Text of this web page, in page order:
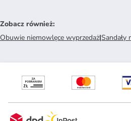
Zobacz również:
Obuwie niemowlęce wyprzedaż|Sandały